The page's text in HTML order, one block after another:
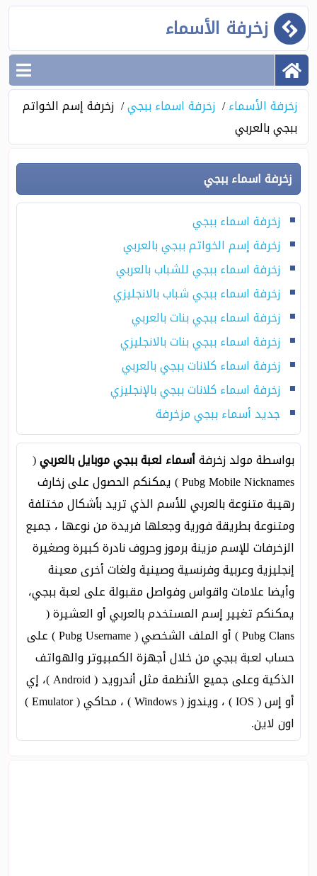
زخرفة الأسماء
زخرفة الأسماء زخرفة اسماء ببجي
زخرفة إسم الخواتم
ببجي بالعربي
زخرفة اسماء ببجي
زخرفة اسماء ببجي
زخرفة إسم الخواتم ببجي بالعربي
زخرفة اسماء ببجي للشباب بالعربي
زخرفة اسماء ببجي شباب بالانجليزي
زخرفة اسماء ببجي بنات بالعربي
زخرفة اسماء ببجي بنات بالانجليزي
زخرفة اسماء كلانات ببجي بالعربي
زخرفة اسماء كلانات ببجي بالإنجليزي
جديد أسماء ببجي مزخرفة
بواسطة مولد زخرفةأسماء لعبة ببجي موبايل بالعربي(
Pubg Mobile Nicknames ) يمكنكم الحصول على زخارف
رهيبة متنوعة بالعربي للأسم الذي تريد بأشكال مختلفة
ومتنوعة بطريقة فورية وجعلها فريدة من نوعها ، جميع
الزخرفات للإسم مزينة برموز وحروف نادرة كبيرة وصغيرة
إنجليزية وعربية وفرنسية وصينية ولغات أخرى معينة
وأيضا علامات واقواس وفواصل مقبولة على لعبة ببجي،
يمكنكم تغيير إسم المستخدم بالعربي أو العشيرة (
Pubg Clans ) أو الملف الشخصي ( Pubg Username ) على
حساب لعبة ببجي من خلال أجهزة الكمبيوتر والهواتف
الذكية وعلى جميع الأنظمة مثل أندرويد ( Android )، إي
أو إس ( IOS ) ، ويندوز ( Windows ) ، محاكي ( Emulator )
اون لاين.